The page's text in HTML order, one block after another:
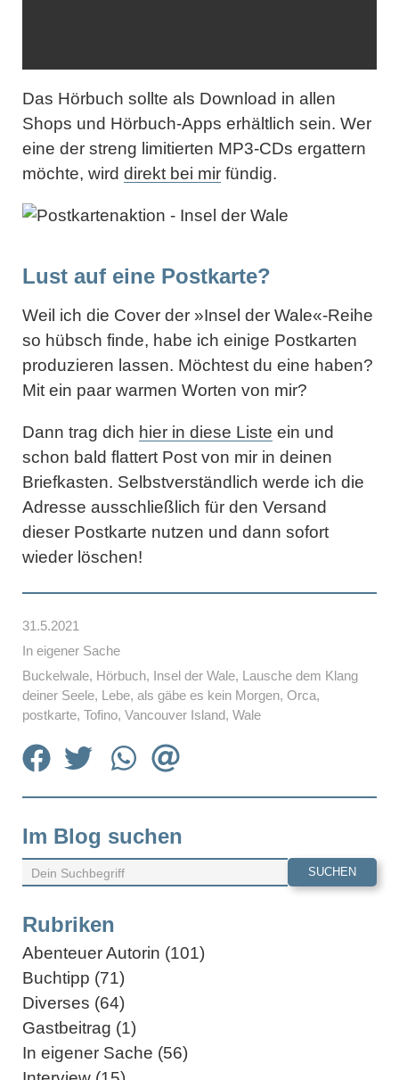
31.5.2021
In eigener Sache
Buckelwale, Hörbuch, Insel der Wale, Lausche dem Klang
deiner Seele, Lebe, als gäbe es kein Morgen, Orca,
postkarte, Tofino, Vancouver Island, Wale
Das Hörbuch sollte als Download in allen
Shops und Hörbuch-Apps erhältlich sein. Wer
eine der streng limitierten MP3-CDs ergattern
möchte, wird direkt bei mir fündig.
Lust auf eine Postkarte?
Weil ich die Cover der »Insel der Wale«-Reihe
so hübsch finde, habe ich einige Postkarten
produzieren lassen. Möchtest du eine haben?
Mit ein paar warmen Worten von mir?
Dann trag dich hier in diese Liste ein und
schon bald flattert Post von mir in deinen
Briefkasten. Selbstverständlich werde ich die
Adresse ausschließlich für den Versand
dieser Postkarte nutzen und dann sofort
wieder löschen!
Im Blog suchen
Rubriken
Abenteuer Autorin (101)
Buchtipp (71)
Diverses (64)
Gastbeitrag (1)
In eigener Sache (56)